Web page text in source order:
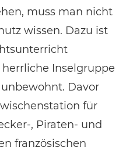
muss man nicht
wissen. Dazu ist
Inselgruppe
Davor
für
, Piraten- und
französischen